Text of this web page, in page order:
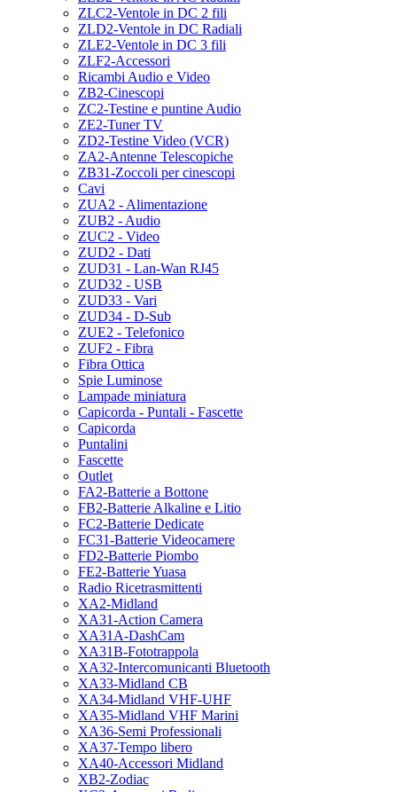
ZLC2-Ventole in DC 2 fili
ZLD2-Ventole in DC Radiali
ZLE2-Ventole in DC 3 fili
ZLF2-Accessori
Ricambi Audio e Video
ZB2-Cinescopi
ZC2-Testine e puntine Audio
ZE2-Tuner TV
ZD2-Testine Video (VCR)
ZA2-Antenne Telescopiche
ZB31-Zoccoli per cinescopi
Cavi
ZUA2 - Alimentazione
ZUB2 - Audio
ZUC2 - Video
ZUD2 - Dati
ZUD31 - Lan-Wan RJ45
ZUD32 - USB
ZUD33 - Vari
ZUD34 - D-Sub
ZUE2 - Telefonico
ZUF2 - Fibra
Fibra Ottica
Spie Luminose
Lampade miniatura
Capicorda - Puntali - Fascette
Capicorda
Puntalini
Fascette
Outlet
FA2-Batterie a Bottone
FB2-Batterie Alkaline e Litio
FC2-Batterie Dedicate
FC31-Batterie Videocamere
FD2-Batterie Piombo
FE2-Batterie Yuasa
Radio Ricetrasmittenti
XA2-Midland
XA31-Action Camera
XA31A-DashCam
XA31B-Fototrappola
XA32-Intercomunicanti Bluetooth
XA33-Midland CB
XA34-Midland VHF-UHF
XA35-Midland VHF Marini
XA36-Semi Professionali
XA37-Tempo libero
XA40-Accessori Midland
XB2-Zodiac